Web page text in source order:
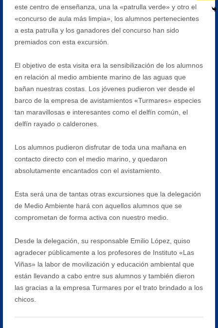
este centro de enseñanza, una la «patrulla verde» y otro el
«concurso de aula más limpia», los alumnos pertenecientes
a esta patrulla y los ganadores del concurso han sido
premiados con esta excursión.
El objetivo de esta visita era la sensibilización de los alumnos
en relación al medio ambiente marino de las aguas que
bañan nuestras costas. Los jóvenes pudieron ver desde el
barco de la empresa de avistamientos «Turmares» especies
tan maravillosas e interesantes como el delfín común, el
delfín rayado o calderones.
Los alumnos pudieron disfrutar de toda una mañana en
contacto directo con el medio marino, y quedaron
absolutamente encantados con el avistamiento.
Esta será una de tantas otras excursiones que la delegación
de Medio Ambiente hará con aquellos alumnos que se
comprometan de forma activa con nuestro medio.
Desde la delegación, su responsable Emilio López, quiso
agradecer públicamente a los profesores de Instituto «Las
Viñas» la labor de movilización y educación ambiental que
están llevando a cabo entre sus alumnos y también dieron
las gracias a la empresa Turmares por el trato brindado a los
chicos.